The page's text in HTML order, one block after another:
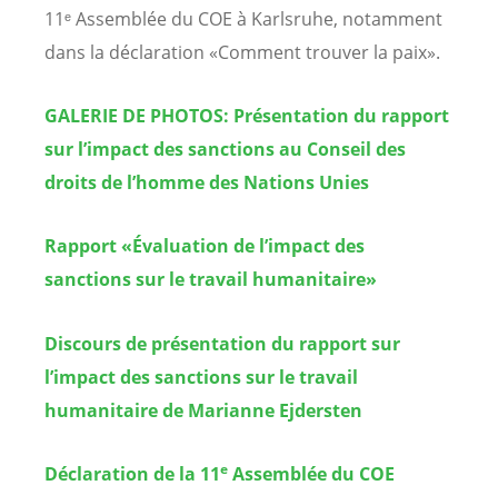
11ᵉ Assemblée du COE à Karlsruhe, notamment
dans la déclaration «Comment trouver la paix».
GALERIE DE PHOTOS: Présentation du rapport
sur l’impact des sanctions au Conseil des
droits de l’homme des Nations Unies
Rapport«Évaluation de l’impact des
sanctions sur le travail humanitaire»
Discours de présentation du rapport sur
l’impact des sanctions sur le travail
humanitaire de Marianne Ejdersten
Déclaration de la 11e Assemblée du COE